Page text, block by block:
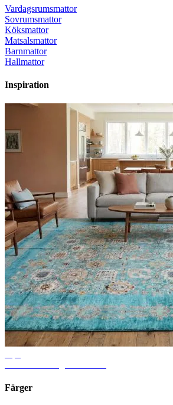
Vardagsrumsmattor
Sovrumsmattor
Köksmattor
Matsalsmattor
Barnmattor
Hallmattor
Inspiration
Färger